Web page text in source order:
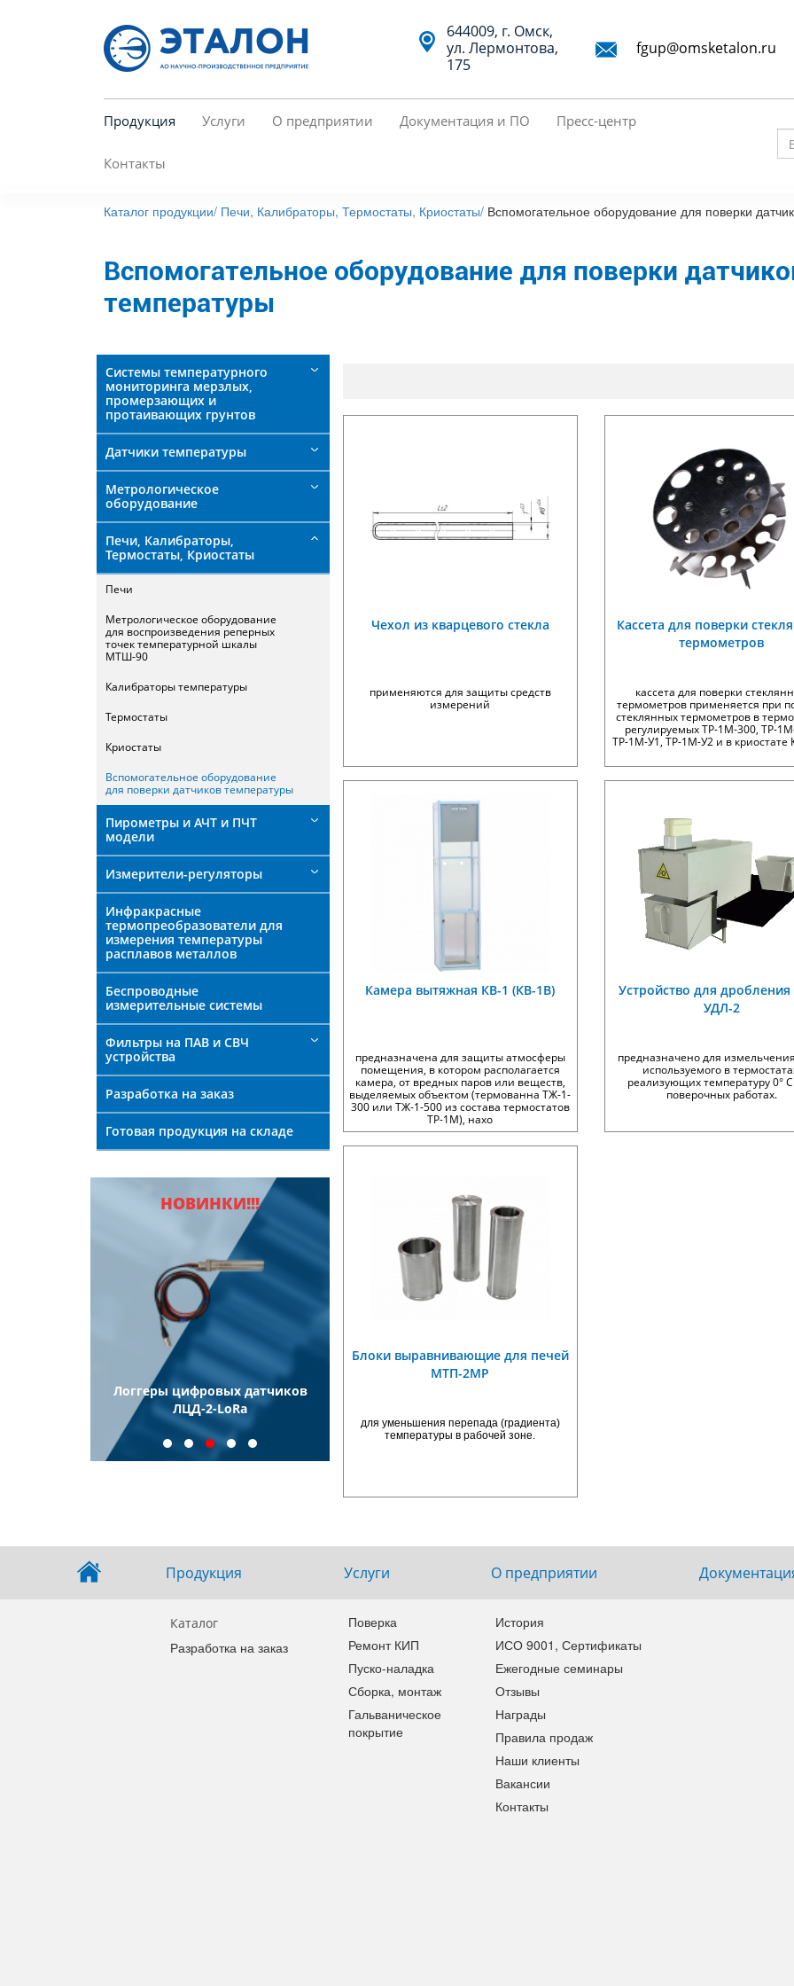
644009, г. Омск,
ул. Лермонтова,
175
fgup@omsketalon.ru
Продукция Услуги О предприятии Документация и ПО Пресс-центр
Контакты
Каталог продукции/ Печи, Калибраторы, Термостаты, Криостаты/ Вспомогательное оборудование для поверки
Вспомогательное оборудование для поверки
температуры
Системы температурного
мониторинга мерзлых,
промерзающих и
протаивающих грунтов
Датчики температуры
Метрологическое
оборудование
Печи, Калибраторы,
Термостаты, Криостаты
Печи
Метрологическое оборудование
для воспроизведения реперных
точек температурной шкалы
МТШ-90
Калибраторы температуры
Термостаты
Криостаты
Вспомогательное оборудование
для поверки датчиков температуры
Пирометры и АЧТ и ПЧТ
модели
Измерители-регуляторы
Инфракрасные
термопреобразователи для
измерения температуры
расплавов металлов
Беспроводные
измерительные системы
Фильтры на ПАВ и СВЧ
устройства
Разработка на заказ
Готовая продукция на складе
НОВИНКИ!!!
Логгеры цифровых датчиков
ЛЦД-2-LoRa
Чехол из кварцевого стекла
применяются для защиты средств
измерений
Кассета для поверки
термометров
кассета для поверки
термометров применяется при
стеклянных термометров в
регулируемых ТР-1М-300, ТР-
ТР-1М-У1, ТР-1М-У2 и в криостате
Камера вытяжная КВ-1 (КВ-1В)
предназначена для защиты атмосферы
помещения, в котором располагается
камера, от вредных паров или веществ,
выделяемых объектом (термованна ТЖ-1-
300 или ТЖ-1-500 из состава термостатов
ТР-1М), нахо
Устройство для дробления
УДЛ-2
предназначено для
используемого в
реализующих температуру 0°
поверочных работах.
Блоки выравнивающие для печей
МТП-2МР
для уменьшения перепада (градиента)
температуры в рабочей зоне.
Продукция
Каталог
Разработка на заказ
Услуги
Поверка
Ремонт КИП
Пуско-наладка
Сборка, монтаж
Гальваническое
покрытие
О предприятии
История
ИСО 9001, Сертификаты
Ежегодные семинары
Отзывы
Награды
Правила продаж
Наши клиенты
Вакансии
Контакты